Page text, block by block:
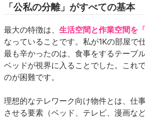
「公私の分離」がすべての基本
最大の特徴は、 生活空間と作業空間を
なっていることです。私が1Kの部屋で
最も辛かったのは、食事をするテーブ
ベッドが視界に入ることでした。これ
のが困難です。
理想的なテレワーク向け物件とは、仕
させる要素（ベッド、テレビ、漫画な